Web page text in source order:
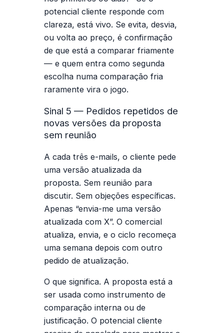
potencial cliente responde com
clareza, está vivo. Se evita, desvia,
ou volta ao preço, é confirmação
de que está a comparar friamente
— e quem entra como segunda
escolha numa comparação fria
raramente vira o jogo.
Sinal 5 — Pedidos repetidos de
novas versões da proposta
sem reunião
A cada três e-mails, o cliente pede
uma versão atualizada da
proposta. Sem reunião para
discutir. Sem objeções específicas.
Apenas “envia-me uma versão
atualizada com X”. O comercial
atualiza, envia, e o ciclo recomeça
uma semana depois com outro
pedido de atualização.
O que significa. A proposta está a
ser usada como instrumento de
comparação interna ou de
justificação. O potencial cliente